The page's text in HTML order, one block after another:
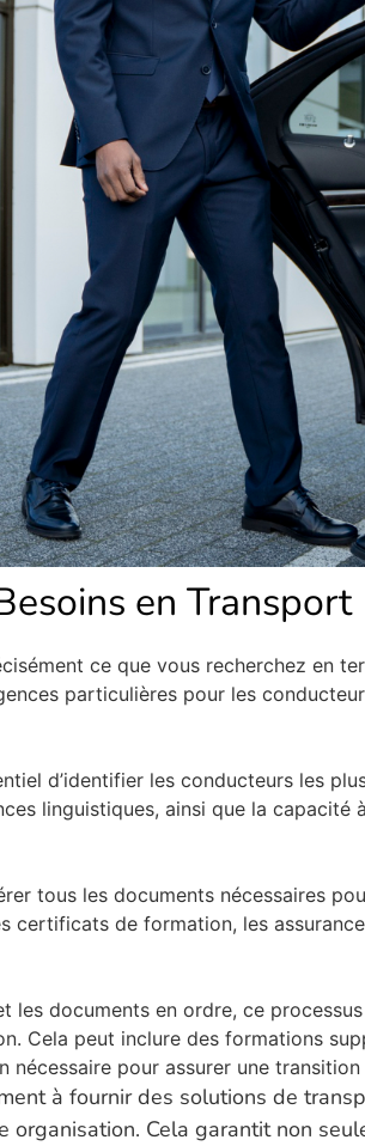
en Transport
ce que vous recherchez en
particulières pour les
d’identifier les conducteurs les
linguistiques, ainsi que la
tous les documents nécessaires
certificats de formation, les
les documents en ordre, ce
Cela peut inclure des formations
nécessaire pour assurer une
à fournir des solutions de
Cela garantit non